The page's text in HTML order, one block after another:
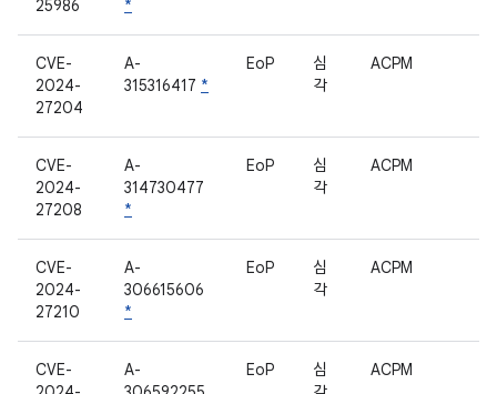
25986
*
CVE-
2024-
27204
A-
315316417 *
EoP
심
각
ACPM
CVE-
2024-
27208
A-
314730477
*
EoP
심
각
ACPM
CVE-
2024-
27210
A-
306615606
*
EoP
심
각
ACPM
CVE-
A-
EoP
심
ACPM